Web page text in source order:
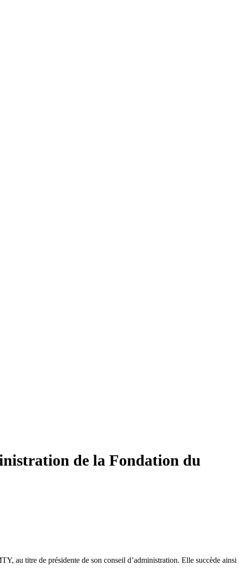
de la Fondation du
au titre de présidente de son conseil d’administration. Elle succède ainsi